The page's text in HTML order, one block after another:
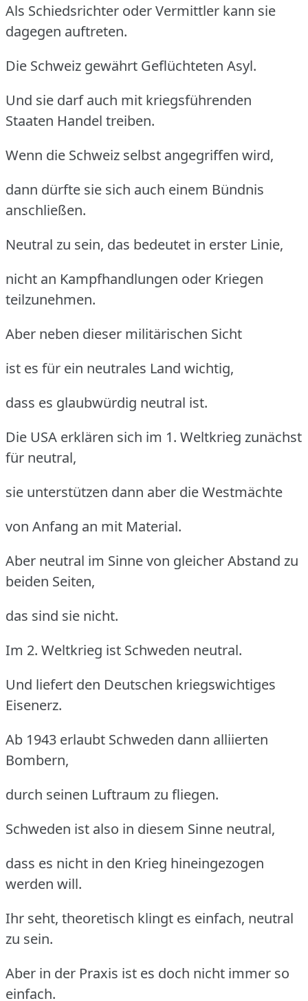
Als Schiedsrichter oder Vermittler kann sie
dagegen auftreten.
Die Schweiz gewährt Geflüchteten Asyl.
Und sie darf auch mit kriegsführenden
Staaten Handel treiben.
Wenn die Schweiz selbst angegriffen wird,
dann dürfte sie sich auch einem Bündnis
anschließen.
Neutral zu sein, das bedeutet in erster Linie,
nicht an Kampfhandlungen oder Kriegen
teilzunehmen.
Aber neben dieser militärischen Sicht
ist es für ein neutrales Land wichtig,
dass es glaubwürdig neutral ist.
Die USA erklären sich im 1. Weltkrieg zunächst
für neutral,
sie unterstützen dann aber die Westmächte
von Anfang an mit Material.
Aber neutral im Sinne von gleicher Abstand zu
beiden Seiten,
das sind sie nicht.
Im 2. Weltkrieg ist Schweden neutral.
Und liefert den Deutschen kriegswichtiges
Eisenerz.
Ab 1943 erlaubt Schweden dann alliierten
Bombern,
durch seinen Luftraum zu fliegen.
Schweden ist also in diesem Sinne neutral,
dass es nicht in den Krieg hineingezogen
werden will.
Ihr seht, theoretisch klingt es einfach, neutral
zu sein.
Aber in der Praxis ist es doch nicht immer so
einfach.